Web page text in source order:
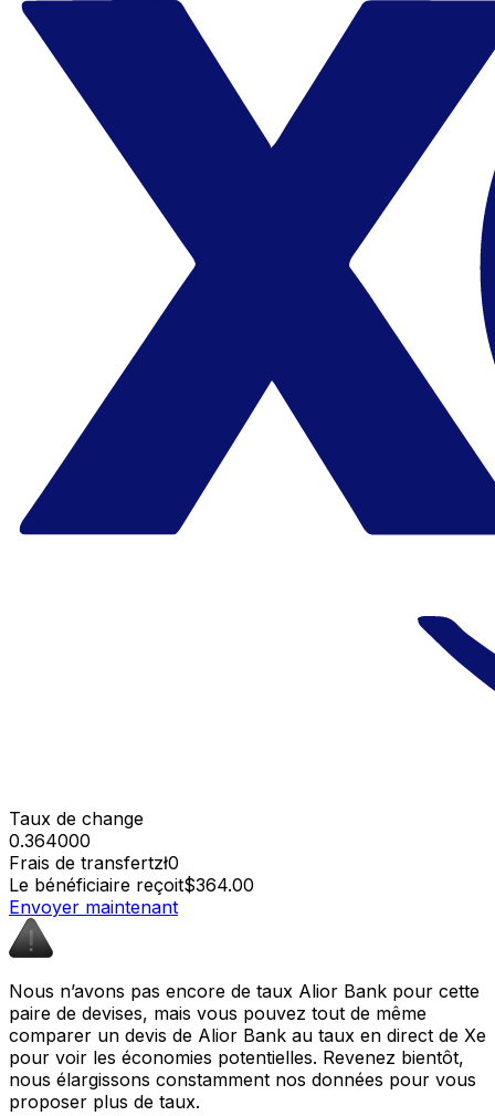
Taux de change
0.364000
Frais de transfertzł0
Le bénéficiaire reçoit$364.00
Envoyer maintenant
Nous n’avons pas encore de taux Alior Bank pour cette
paire de devises, mais vous pouvez tout de même
comparer un devis de Alior Bank au taux en direct de Xe
pour voir les économies potentielles. Revenez bientôt,
nous élargissons constamment nos données pour vous
proposer plus de taux.